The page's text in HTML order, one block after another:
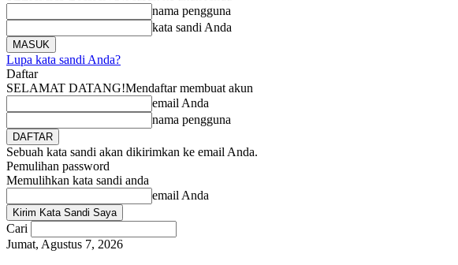
nama pengguna
kata sandi Anda
Lupa kata sandi Anda?
Daftar
SELAMAT DATANG!Mendaftar membuat akun
email Anda
nama pengguna
Sebuah kata sandi akan dikirimkan ke email Anda.
Pemulihan password
Memulihkan kata sandi anda
email Anda
Cari
Jumat, Agustus 7, 2026